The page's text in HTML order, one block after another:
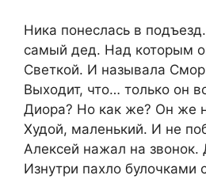
Ника понеслась в
самый дед. Над которым
Светкой. И называла
Выходит, что… только он
Диора? Но как же? Он же
Худой, маленький. И не
Алексей нажал на звонок.
Изнутри пахло булочками